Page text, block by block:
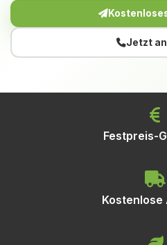
Jetzt
Festpreis-